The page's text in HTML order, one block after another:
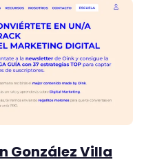
González Villa